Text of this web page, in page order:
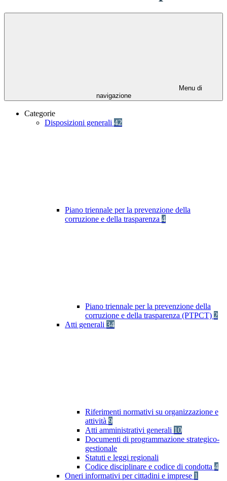
Menu di
navigazione
Categorie
Disposizioni generali 42
Piano triennale per la prevenzione della
corruzione e della trasparenza 4
Piano triennale per la prevenzione della
corruzione e della trasparenza (PTPCT) 2
Atti generali 34
Riferimenti normativi su organizzazione e
attività 9
Atti amministrativi generali 10
Documenti di programmazione strategico-
gestionale
Statuti e leggi regionali
Codice disciplinare e codice di condotta 4
Oneri informativi per cittadini e imprese 1